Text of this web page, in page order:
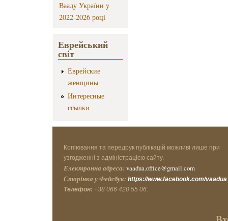
Вааду України у
2022-2026 році
Еврейський
світ
Еврейские
женщины
Интересные
ссылки
Копіювання та передрук публікацій можливі лише при
узгодженні з адміністрацією сайту.
Електронна адреса: vaadua.office@gmail.com
Сторінка у Фейсбук: https://www.facebook.com/vaadua
Телефон: +38 066 420 55 06.